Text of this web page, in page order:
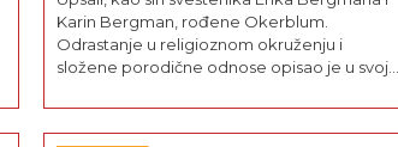
Karin Bergman, rođene Okerblum.
Odrastanje u religioznom okruženju i
složene porodične odnose opisao je u svojoj
namere (Geopoetika, 2010), Rođeni u
nedelju (Geopoetika, 2011) i Razgovori u